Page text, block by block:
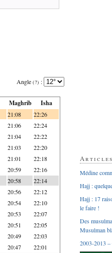
Angle (?) :
Maghrib Isha
21:08 22:26
21:06 22:24
21:04 22:22
21:03 22:20
21:01 22:18
20:59 22:16
20:58 22:14
20:56 22:12
20:54 22:10
20:53 22:07
20:51 22:05
20:49 22:03
20:47 22:01
Médine
Hajj :
Hajj : 17
le faire !
Des
Musulman
2003-2013 –